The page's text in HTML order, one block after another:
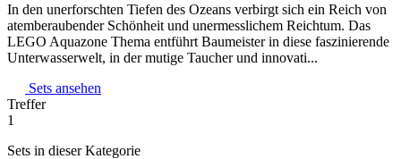
In den unerforschten Tiefen des Ozeans verbirgt sich ein Reich von
atemberaubender Schönheit und unermesslichem Reichtum. Das
LEGO Aquazone Thema entführt Baumeister in diese faszinierende
Unterwasserwelt, in der mutige Taucher und innovati...
Sets ansehen
Treffer
1
Sets in dieser Kategorie